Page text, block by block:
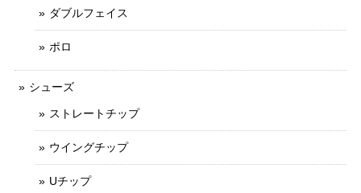
ダブルフェイス
ポロ
シューズ
ストレートチップ
ウイングチップ
Uチップ